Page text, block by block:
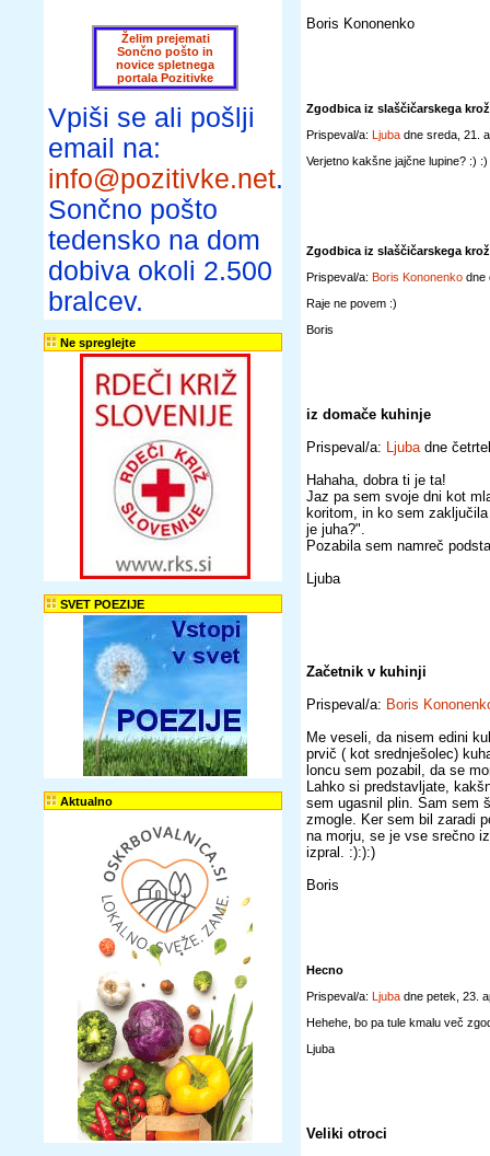
Želim prejemati
Sončno pošto in
novice spletnega
portala Pozitivke
Vpiši se ali pošlji
email na:
info@pozitivke.net.
Sončno pošto
tedensko na dom
dobiva okoli 2.500
bralcev.
Ne spreglejte
SVET POEZIJE
Aktualno
Boris Kononenko
Zgodbica iz slaščičarskega
Prispeval/a: Ljuba dne sreda, 21.
Verjetno kakšne jajčne lupine? :)
Zgodbica iz slaščičarskega
Prispeval/a: Boris Kononenko dne
Raje ne povem :)
Boris
iz domače kuhinje
Prispeval/a: Ljubadne
Hahaha, dobra ti je ta!
Jaz pa sem svoje dni kot
koritom, in ko sem
je juha?".
Pozabila sem namreč
Ljuba
Začetnik v kuhinji
Prispeval/a: Boris
Me veseli, da nisem edini
prvič ( kot srednješolec)
loncu sem pozabil, da se
Lahko si predstavljate,
sem ugasnil plin. Sam sem
zmogle. Ker sem bil zaradi
na morju, se je vse srečno
izpral. :):):)
Boris
Hecno
Prispeval/a: Ljuba dne petek, 23.
Hehehe, bo pa tule kmalu več
Ljuba
Veliki otroci